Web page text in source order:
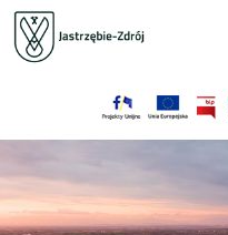
Przejdź do menu
Przejdź do treści